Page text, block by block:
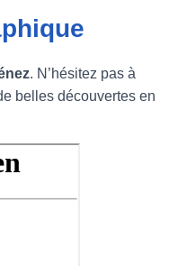
. N’hésitez pas à
belles découvertes en